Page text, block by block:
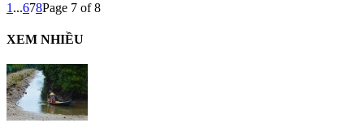
1 ...678Page 7 of 8
XEM NHIỀU